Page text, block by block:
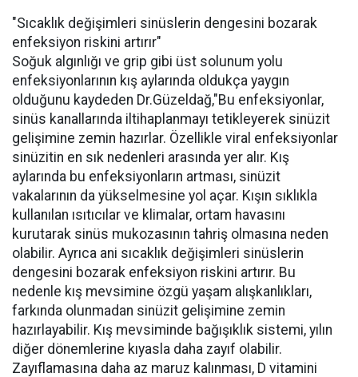
"Sıcaklık değişimleri sinüslerin dengesini bozarak
enfeksiyon riskini artırır"
Soğuk algınlığı ve grip gibi üst solunum yolu
enfeksiyonlarının kış aylarında oldukça yaygın
olduğunu kaydeden Dr.Güzeldağ,"Bu enfeksiyonlar,
sinüs kanallarında iltihaplanmayı tetikleyerek sinüzit
gelişimine zemin hazırlar. Özellikle viral enfeksiyonlar
sinüzitin en sık nedenleri arasında yer alır. Kış
aylarında bu enfeksiyonların artması, sinüzit
vakalarının da yükselmesine yol açar. Kışın sıklıkla
kullanılan ısıtıcılar ve klimalar, ortam havasını
kurutarak sinüs mukozasının tahriş olmasına neden
olabilir. Ayrıca ani sıcaklık değişimleri sinüslerin
dengesini bozarak enfeksiyon riskini artırır. Bu
nedenle kış mevsimine özgü yaşam alışkanlıkları,
farkında olunmadan sinüzit gelişimine zemin
hazırlayabilir. Kış mevsiminde bağışıklık sistemi, yılın
diğer dönemlerine kıyasla daha zayıf olabilir.
Zayıflamasına daha az maruz kalınması, D vitamini